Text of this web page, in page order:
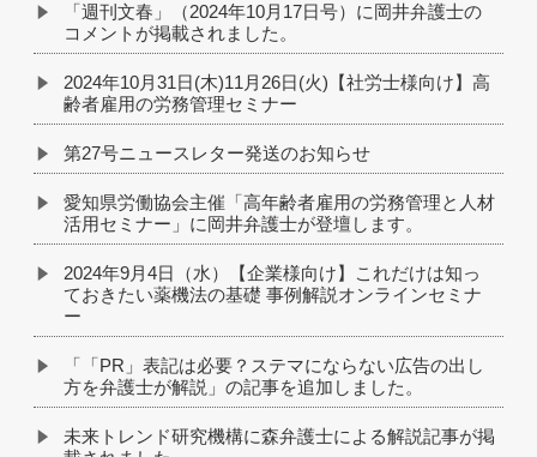
「週刊文春」（2024年10月17日号）に岡井弁護士の
コメントが掲載されました。
2024年10月31日(木)11月26日(火)【社労士様向け】高
齢者雇用の労務管理セミナー
第27号ニュースレター発送のお知らせ
愛知県労働協会主催「高年齢者雇用の労務管理と人材
活用セミナー」に岡井弁護士が登壇します。
2024年9月4日（水）【企業様向け】これだけは知っ
ておきたい薬機法の基礎 事例解説オンラインセミナ
ー
「「PR」表記は必要？ステマにならない広告の出し
方を弁護士が解説」の記事を追加しました。
未来トレンド研究機構に森弁護士による解説記事が掲